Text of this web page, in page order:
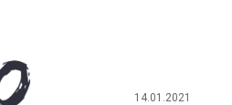
14.01.2021